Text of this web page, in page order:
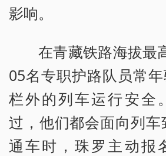
影响。
在青藏铁路海拔最
05名专职护路队员常
栏外的列车运行安全
过，他们都会面向列车
通车时，珠罗主动报